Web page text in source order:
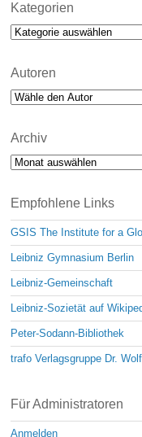
Kategorien
Kategorien
Autoren
Archiv
Archiv
Empfohlene Links
GSIS The Institute for a
Leibniz Gymnasium Berlin
Leibniz-Gemeinschaft
Leibniz-Sozietät auf
Peter-Sodann-Bibliothek
trafo Verlagsgruppe Dr.
Für Administratoren
Anmelden